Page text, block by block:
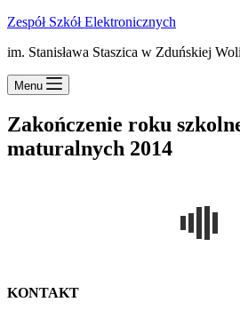
Zespół Szkół Elektronicznych
im. Stanisława Staszica w Zduńskiej Woli
Menu
Zakończenie roku
maturalnych 2014
KONTAKT